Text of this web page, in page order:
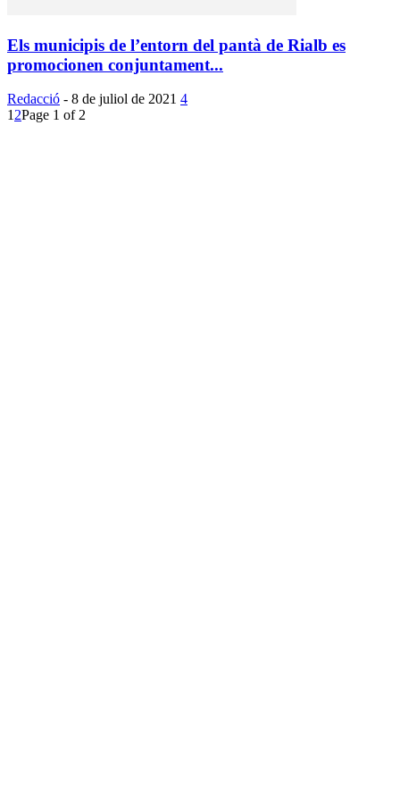
Els municipis de l’entorn del pantà de Rialb es
promocionen conjuntament...
Redacció - 8 de juliol de 2021 4
1 2Page 1 of 2